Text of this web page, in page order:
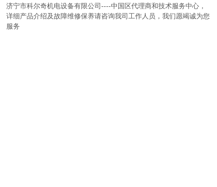
济宁市科尔奇机电设备有限公司----中国区代理商和技术服务中心，
详细产品介绍及故障维修保养请咨询我司工作人员，我们愿竭诚为您
服务